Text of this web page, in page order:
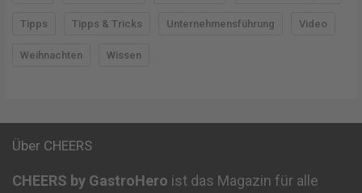
Tipps Tipps & Tricks Unternehmensführung Video
Weihnachten Wissen
Über CHEERS
CHEERS by GastroHero ist das Magazin für alle